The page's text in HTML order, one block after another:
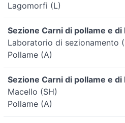
Lagomorfi (L)
Sezione Carni di pollame e
Laboratorio di sezionamento
Pollame (A)
Sezione Carni di pollame e
Macello (SH)
Pollame (A)